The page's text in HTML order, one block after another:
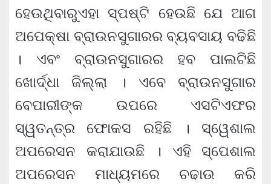
ହେଉଥିବାରୁଏହା ସ୍ପଷ୍ଟି ହେଉଛି ଯେ ଆଗ
ଅପେକ୍ଷା ବ୍ରାଉନସୁଗାରର ବ୍ୟବସାୟ ବଢିଛି
। ଏବଂ ବ୍ରାଉନସୁଗାରର ହବ ପାଲଟିଛି
ଖୋର୍ଦ୍ଧା ଜିଲ୍ଲା । ଏବେ ବ୍ରାଉନସୁଗାର
ବେପାରୀଙ୍କ ଉପରେ ଏସଟିଏଫର
ସ୍ୱତନ୍ତ୍ର ଫୋକସ ରହିଛି । ସ୍ୱେଶାଲ
ଅପରେସନ କରାଯାଉଛି । ଏହି ସ୍ପେଶାଲ
ଅପରେସନ ମାଧ୍ୟମରେ ଚଢାଉ କରି